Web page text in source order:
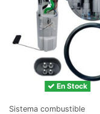
En Stock
Sistema combustible